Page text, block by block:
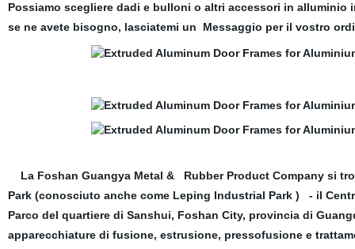
Possiamo scegliere dadi e bulloni o altri accessori in
se ne avete bisogno, lasciatemi un Messaggio per il vostro
La Foshan Guangya Metal & Rubber Product Company si
Park (conosciuto anche come Leping Industrial Park ) - il
Parco del quartiere di Sanshui, Foshan City, provincia di
apparecchiature di fusione, estrusione, pressofusione e